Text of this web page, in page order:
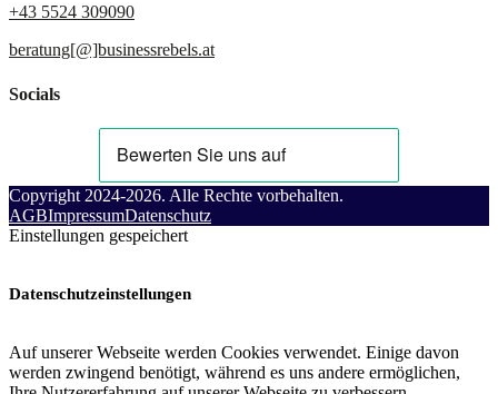
+43 5524 309090
beratung[@]businessrebels.at
Socials
Copyright 2024-2026. Alle Rechte vorbehalten.
AGBImpressumDatenschutz
Einstellungen gespeichert
Datenschutzeinstellungen
Auf unserer Webseite werden Cookies verwendet. Einige davon
werden zwingend benötigt, während es uns andere ermöglichen,